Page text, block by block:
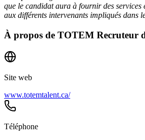
que le candidat aura à fournir des services
aux différents intervenants impliqués dans
À propos de TOTEM Recruteur
Site web
www.totemtalent.ca/
Téléphone